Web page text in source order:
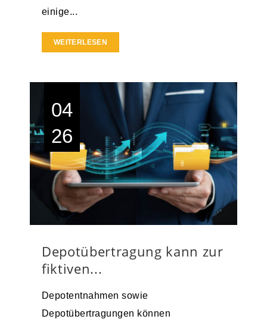
einige...
WEITERLESEN
04
26
Depotübertragung kann zur
fiktiven...
Depotentnahmen sowie
Depotübertragungen können